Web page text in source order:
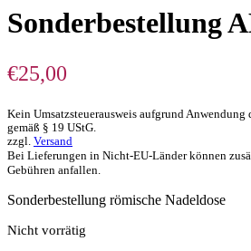
Sonderbestellung
€25,00
Kein Umsatzsteuerausweis aufgrund
gemäß § 19 UStG.
zzgl. Versand
Bei Lieferungen in Nicht-EU-Länder können
Gebühren anfallen.
Sonderbestellung römische Nadeldose
Nicht vorrätig